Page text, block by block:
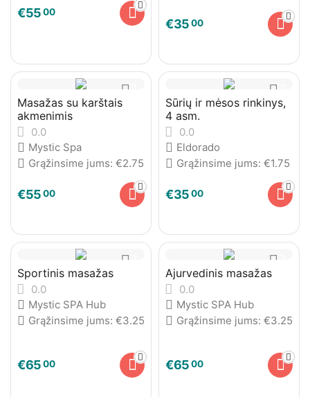
€5500
€3500
Masažas su karštais
akmenimis
0.0
Mystic Spa
Grąžinsime jums: €2.75
€5500
Sūrių ir mėsos rinkinys,
4 asm.
0.0
Eldorado
Grąžinsime jums: €1.75
€3500
Sportinis masažas
0.0
Mystic SPA Hub
Grąžinsime jums: €3.25
€6500
Ajurvedinis masažas
0.0
Mystic SPA Hub
Grąžinsime jums: €3.25
€6500